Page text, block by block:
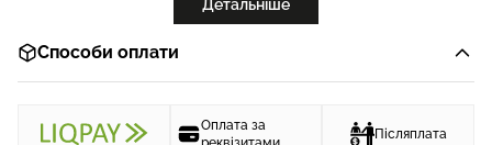
Детальніше
Способи оплати
Оплата за
Післяплата